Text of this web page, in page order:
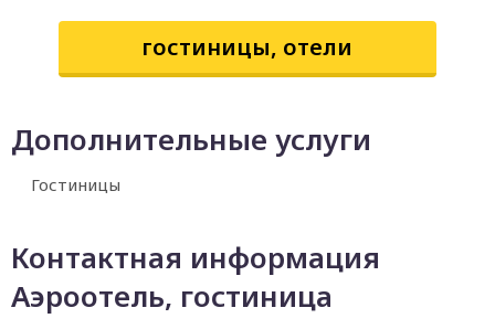
гостиницы, отели
Дополнительные услуги
Гостиницы
Контактная информация
Аэроотель, гостиница